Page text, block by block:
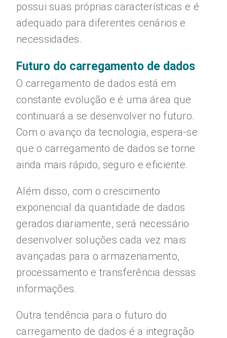
possui suas próprias características e é
adequado para diferentes cenários e
necessidades.
Futuro do carregamento de dados
O carregamento de dados está em
constante evolução e é uma área que
continuará a se desenvolver no futuro.
Com o avanço da tecnologia, espera-se
que o carregamento de dados se torne
ainda mais rápido, seguro e eficiente.
Além disso, com o crescimento
exponencial da quantidade de dados
gerados diariamente, será necessário
desenvolver soluções cada vez mais
avançadas para o armazenamento,
processamento e transferência dessas
informações.
Outra tendência para o futuro do
carregamento de dados é a integração